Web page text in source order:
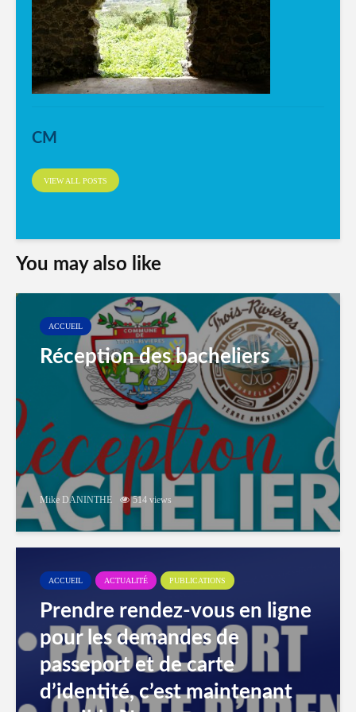
CM
VIEW ALL POSTS
You may also like
ACCUEIL
Réception des bacheliers
Mike DANINTHE 514 views
ACCUEIL ACTUALITÉ PUBLICATIONS
Prendre rendez-vous en ligne
pour les demandes de
passeport et de carte
d’identité, c’est maintenant